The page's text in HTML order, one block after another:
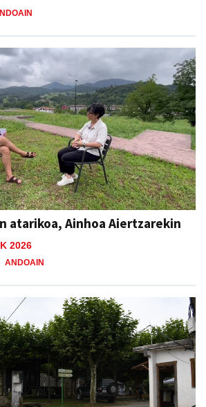
atarikoa, Ainhoa Aiertzarekin
2026
ANDOAIN